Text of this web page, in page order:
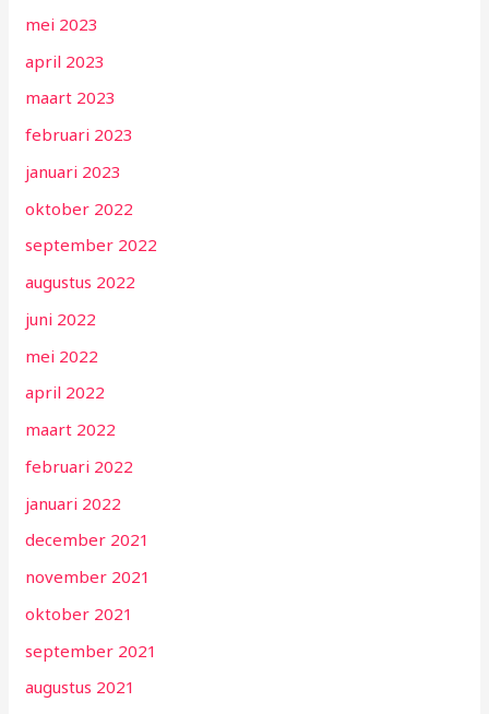
mei 2023
april 2023
maart 2023
februari 2023
januari 2023
oktober 2022
september 2022
augustus 2022
juni 2022
mei 2022
april 2022
maart 2022
februari 2022
januari 2022
december 2021
november 2021
oktober 2021
september 2021
augustus 2021